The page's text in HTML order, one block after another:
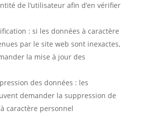
de l’utilisateur afin d’en vérifier
: si les données à caractère
par le site web sont inexactes,
la mise à jour des
des données : les
demander la suppression de
caractère personnel